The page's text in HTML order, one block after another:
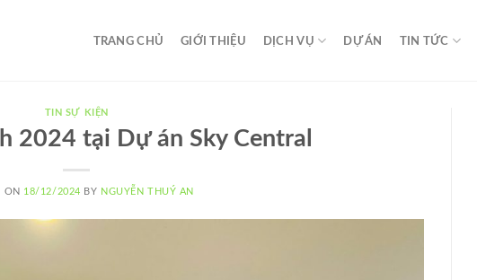
TRANG CHỦ GIỚI THIỆU DỊCH VỤ DỰ ÁN TIN TỨC
TIN SỰ KIỆN
2024 tại Dự án Sky Central
ON 18/12/2024 BY NGUYỄN THUÝ AN